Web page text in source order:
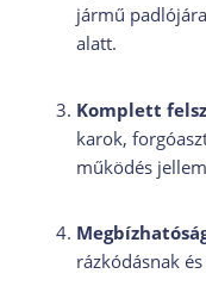
jármű
alatt.
Komplett
karok,
működés
rázkódásnak